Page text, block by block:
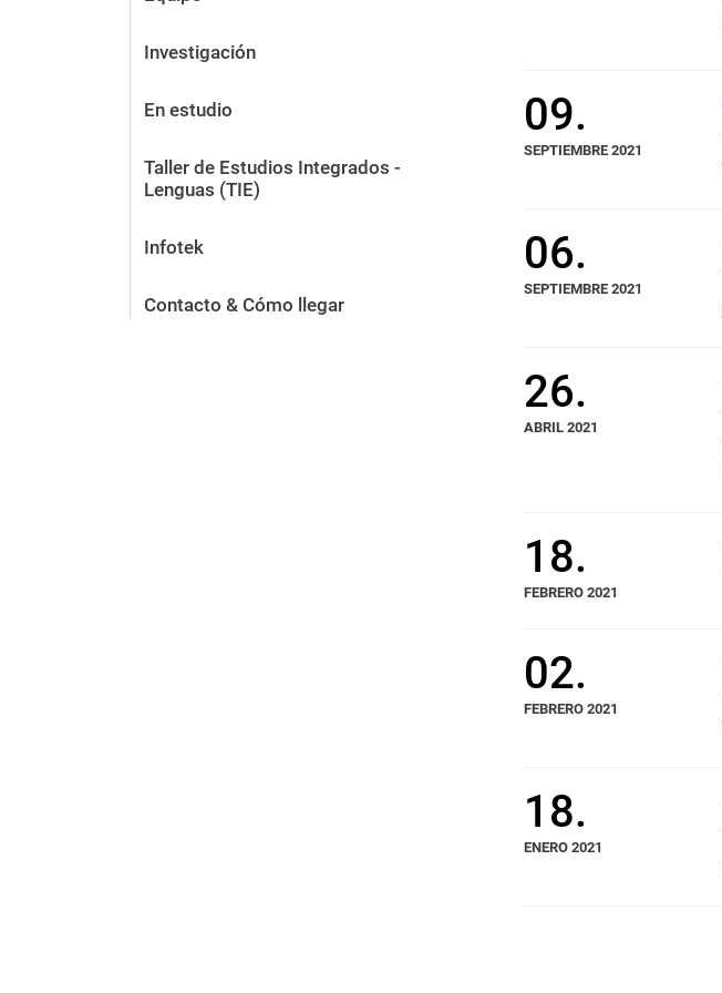
Investigación
En estudio
Taller de Estudios Integrados -
Lenguas (TIE)
Infotek
Contacto & Cómo llegar
09.
SEPTIEMBRE 2021
06.
SEPTIEMBRE 2021
26.
ABRIL 2021
18.
FEBRERO 2021
02.
FEBRERO 2021
18.
ENERO 2021